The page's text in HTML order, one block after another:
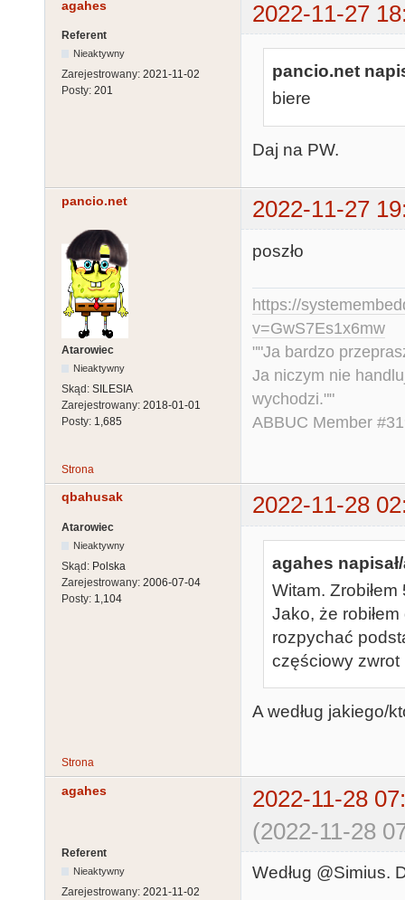
agahes 2022-11-27
Referent
Nieaktywny
Zarejestrowany: 2021-11-02
Posty: 201
pancio.net
biere
Daj na PW.
pancio.net 2022-11-27
Atarowiec
Nieaktywny
Skąd: SILESIA
Zarejestrowany: 2018-01-01
Posty: 1,685
poszło
https://
v=GwS7Es1x6mw
""Ja bardzo
Ja niczym nie
wychodzi.""
ABBUC Member
Strona
qbahusak 2022-11-28
Atarowiec
Nieaktywny
Skąd: Polska
Zarejestrowany: 2006-07-04
Posty: 1,104
agahes
Witam.
Jako, że
rozpychać
częściowy zwrot
A według jakiego/
Strona
agahes
2022-11-28
(2022-11-28
Referent
Nieaktywny
Zarejestrowany: 2021-11-02
Według @Simius.